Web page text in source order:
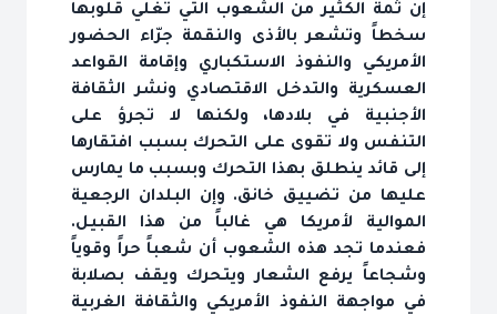
إن ثمة الكثير من الشعوب التي تغلي قلوبها
سخطاً وتشعر بالأذى والنقمة جرّاء الحضور
الأمريكي والنفوذ الاستكباري وإقامة القواعد
العسكرية والتدخل الاقتصادي ونشر الثقافة
الأجنبية في بلادها، ولكنها لا تجرؤ على
التنفس ولا تقوى على التحرك بسبب افتقارها
إلى قائد ينطلق بهذا التحرك وبسبب ما يمارس
عليها من تضييق خانق. وإن البلدان الرجعية
الموالية لأمريكا هي غالباً من هذا القبيل.
فعندما تجد هذه الشعوب أن شعباً حراً وقوياً
وشجاعاً يرفع الشعار ويتحرك ويقف بصلابة
في مواجهة النفوذ الأمريكي والثقافة الغربية